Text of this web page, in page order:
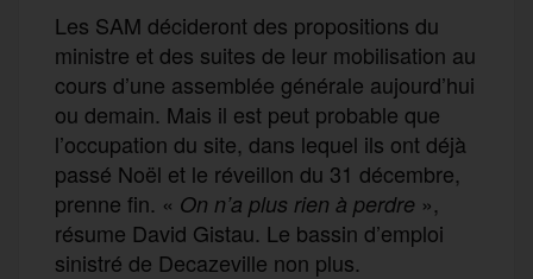
Les SAM décideront des propositions du
ministre et des suites de leur mobilisation au
cours d’une assemblée générale aujourd’hui
ou demain. Mais il est peut probable que
l’occupation du site, dans lequel ils ont déjà
passé Noël et le réveillon du 31 décembre,
prenne fin. « On n’a plus rien à perdre »,
résume David Gistau. Le bassin d’emploi
sinistré de Decazeville non plus.